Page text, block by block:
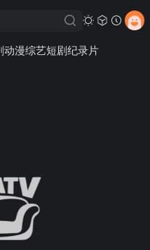
动漫综艺短剧纪录片